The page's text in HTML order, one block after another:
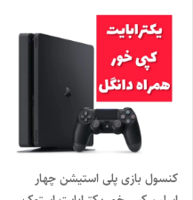
کنسول بازی پلی استیشن چهار